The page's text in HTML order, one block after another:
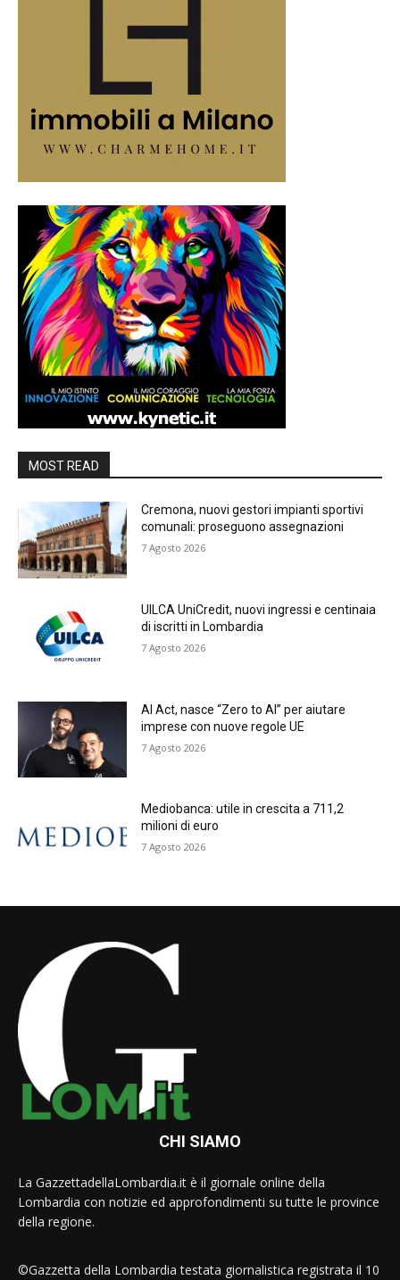
MOST READ
Cremona, nuovi gestori impianti sportivi
comunali: proseguono assegnazioni
7 Agosto 2026
UILCA UniCredit, nuovi ingressi e centinaia
di iscritti in Lombardia
7 Agosto 2026
AI Act, nasce “Zero to AI” per aiutare
imprese con nuove regole UE
7 Agosto 2026
Mediobanca: utile in crescita a 711,2
milioni di euro
7 Agosto 2026
CHI SIAMO
La GazzettadellaLombardia.it è il giornale online della
Lombardia con notizie ed approfondimenti su tutte le province
della regione.
©Gazzetta della Lombardia testata giornalistica registrata il 10